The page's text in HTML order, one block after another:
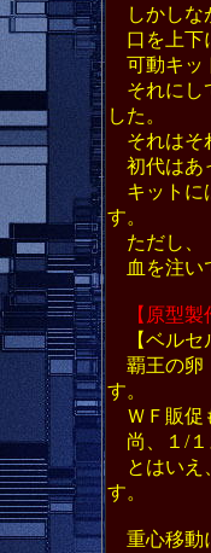
しかしな
口を上下
可動キッ
それにし
した。
それはそ
初代はあ
キットに
す。
ただし、
血を注い
【原型製
【ベルセ
覇王の卵
す。
ＷＦ販促
尚、１/１
とはいえ
す。
重心移動